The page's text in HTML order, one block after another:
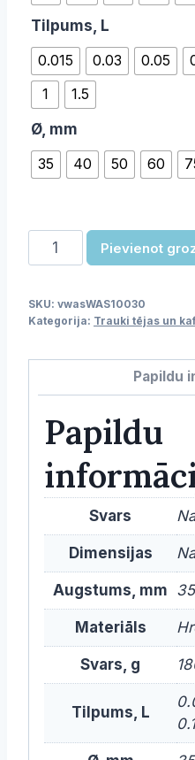
Tilpums, L
0.015
0.03 0.05
1
1.5
Ø, mm
35
40 50 60
Krūze
daudzums
Pievienot
SKU: vwasWAS10030
Kategorija: Trauki tējas un
Papildu
Papildu
Svars
Dimensijas
Augstums, mm
Materiāls
Svars, g
Tilpums, L